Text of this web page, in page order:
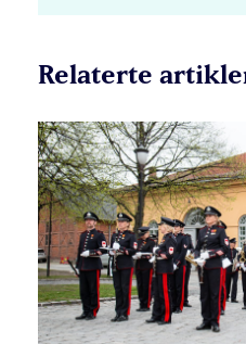
Relaterte